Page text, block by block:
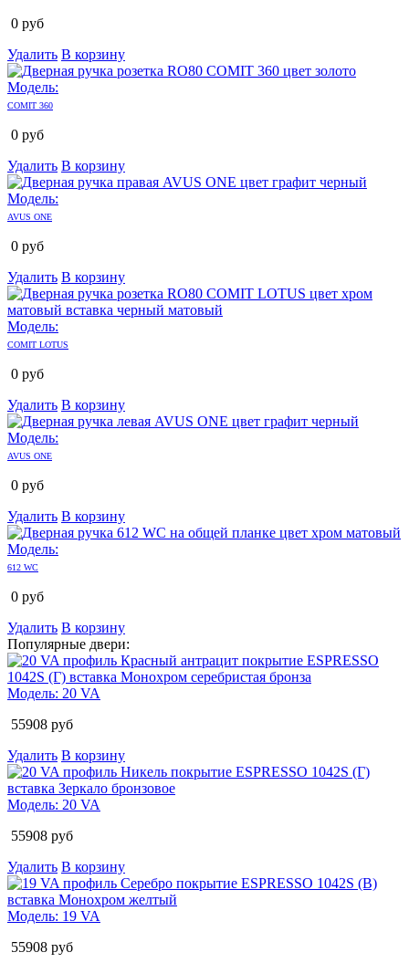
0 руб
Удалить В корзину
Модель:
COMIT 360
0 руб
Удалить В корзину
Модель:
AVUS ONE
0 руб
Удалить В корзину
Модель:
COMIT LOTUS
0 руб
Удалить В корзину
Модель:
AVUS ONE
0 руб
Удалить В корзину
Модель:
612 WC
0 руб
Удалить В корзину
Популярные двери:
Модель: 20 VA
55908 руб
Удалить В корзину
Модель: 20 VA
55908 руб
Удалить В корзину
Модель: 19 VA
55908 руб